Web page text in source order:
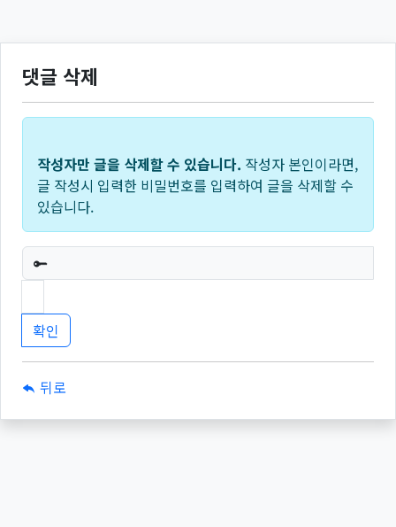
댓글 삭제
작성자만 글을 삭제할 수 있습니다. 작성자 본인이라면,
글 작성시 입력한 비밀번호를 입력하여 글을 삭제할 수
있습니다.
필수
뒤로